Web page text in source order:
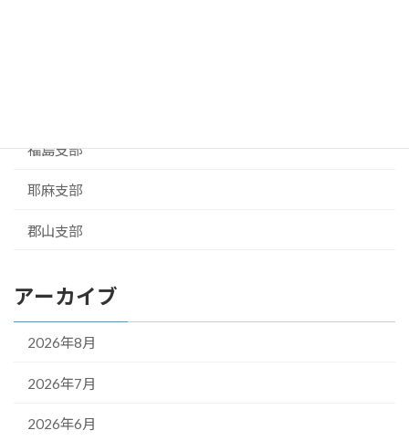
福島支部
耶麻支部
郡山支部
アーカイブ
2026年8月
2026年7月
2026年6月